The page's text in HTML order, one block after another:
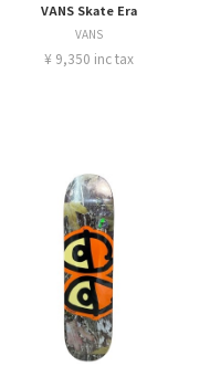
VANS Skate Era
VANS
¥ 9,350 inc tax